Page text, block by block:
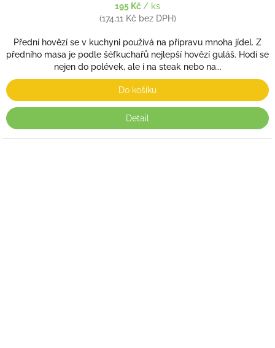
195 Kč / ks
(174,11 Kč bez DPH)
Přední hovězí se v kuchyni používá na přípravu mnoha jídel. Z
předního masa je podle šéfkuchařů nejlepší hovězí guláš. Hodí se
nejen do polévek, ale i na steak nebo na...
Do košíku
Detail